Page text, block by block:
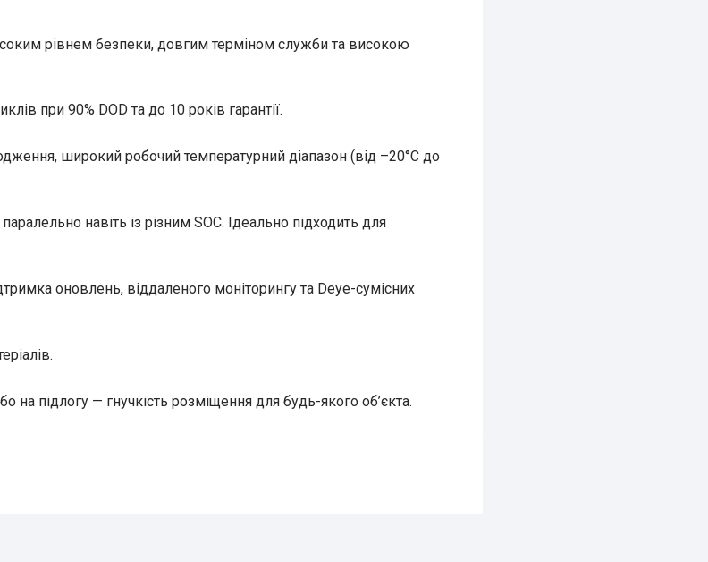
рівнем безпеки, довгим терміном служби та високою
при 90% DOD та до 10 років гарантії.
широкий робочий температурний діапазон (від –20°C до
навіть із різним SOC. Ідеально підходить для
оновлень, віддаленого моніторингу та Deye-сумісних
на підлогу — гнучкість розміщення для будь-якого об’єкта.